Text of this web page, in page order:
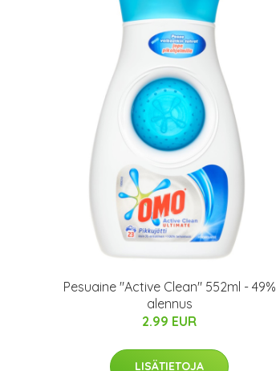
Pesuaine "Active Clean" 552ml - 49%
alennus
2.99 EUR
LISÄTIETOJA